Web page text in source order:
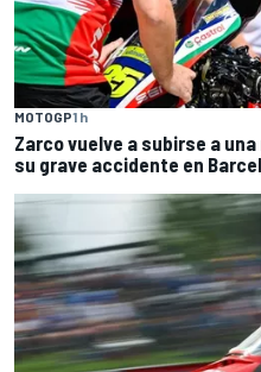
MOTOGP1 h
Zarco vuelve a subirse a
su grave accidente en